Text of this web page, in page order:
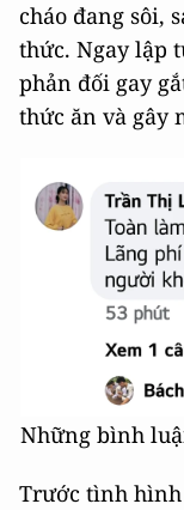
cháo đang sôi,
thức. Ngay lập
phản đối gay
thức ăn và gây
Những bình
Trước tình